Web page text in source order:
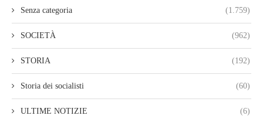
Senza categoria (1.759)
SOCIETÀ (962)
STORIA (192)
Storia dei socialisti (60)
ULTIME NOTIZIE (6)